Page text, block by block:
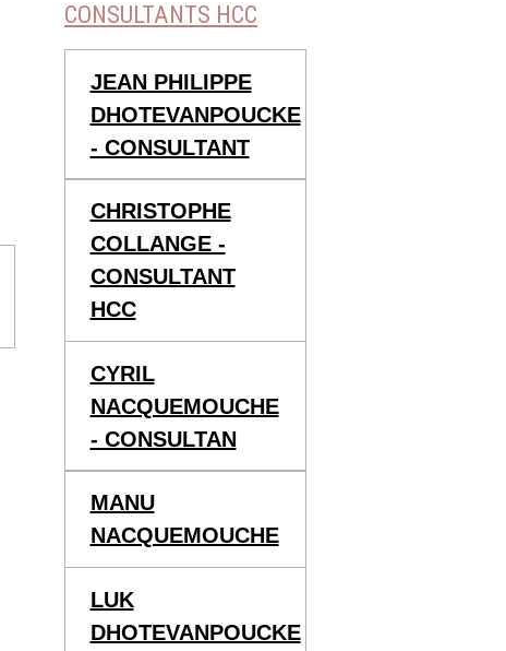
CONSULTANTS HCC
JEAN PHILIPPE
DHOTEVANPOUCKE
- CONSULTANT
CHRISTOPHE
COLLANGE -
CONSULTANT
HCC
CYRIL
NACQUEMOUCHE
- CONSULTAN
MANU
NACQUEMOUCHE
LUK
DHOTEVANPOUCKE